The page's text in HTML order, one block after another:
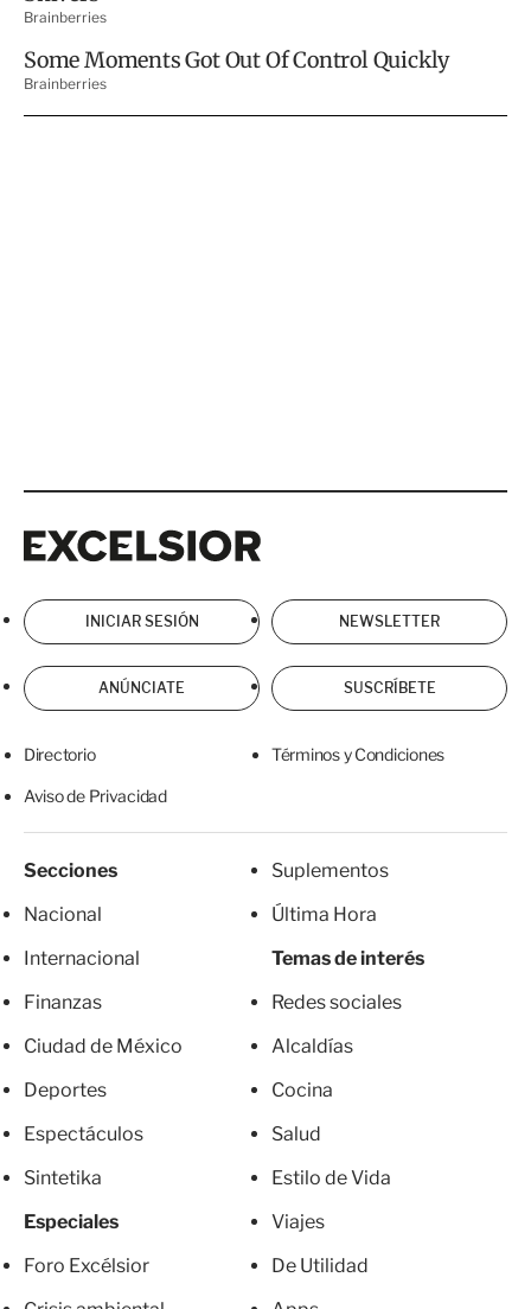
INICIAR SESIÓN NEWSLETTER
ANÚNCIATE SUSCRÍBETE
Directorio Términos y Condiciones
Aviso de Privacidad
Secciones
Nacional
Internacional
Finanzas
Ciudad de México
Deportes
Espectáculos
Sintetika
Especiales
Foro Excélsior
Suplementos
Última Hora
Temas de interés
Redes sociales
Alcaldías
Cocina
Salud
Estilo de Vida
Viajes
De Utilidad